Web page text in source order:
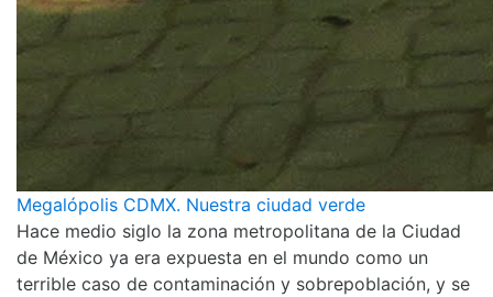
Megalópolis CDMX. Nuestra ciudad verde
Hace medio siglo la zona metropolitana de la Ciudad
de México ya era expuesta en el mundo como un
terrible caso de contaminación y sobrepoblación, y se